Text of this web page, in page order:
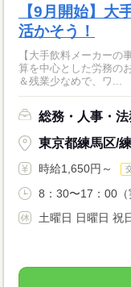
【9月開始】大
活かそう！
【大手飲料メーカーの
算を中心とした労務の
＆残業少なめで、ワ...
総務・人事・
東京都練馬区/
時給1,650円～
8：30〜17：00（
土曜日 日曜日 祝